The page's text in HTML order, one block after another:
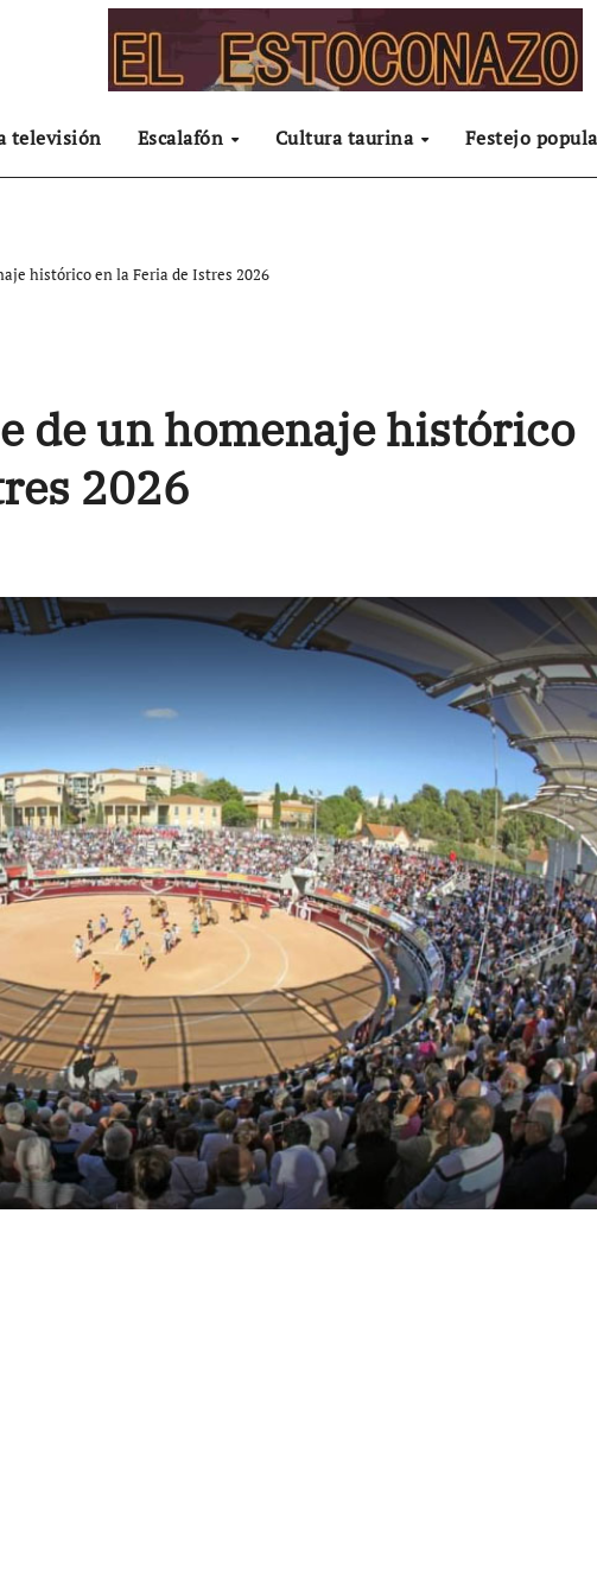
televisión Escalafón Cultura taurina Festejo
histórico en la Feria de Istres 2026
de un homenaje histórico
2026